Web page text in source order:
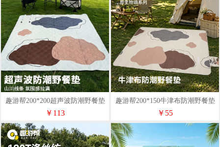
趣游帮200*200超声波防潮野餐垫
(Qyb02)
￥113
趣游帮200*150牛津布防潮野餐垫
(Qyb01)
￥55